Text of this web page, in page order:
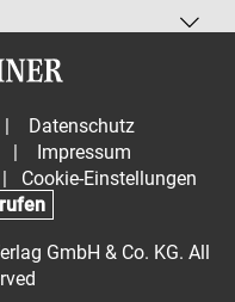
|
Datenschutz
|
Impressum
|
Cookie-Einstellungen
GmbH & Co. KG. All